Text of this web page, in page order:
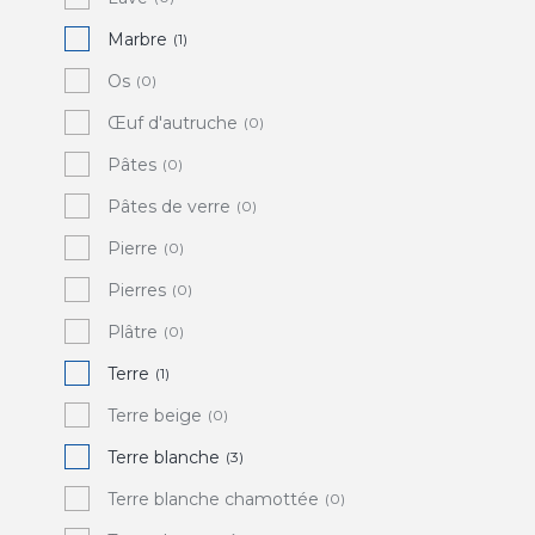
Marbre (1)
Os (0)
Œuf d'autruche (0)
Pâtes (0)
Pâtes de verre (0)
Pierre (0)
Pierres (0)
Plâtre (0)
Terre (1)
Terre beige (0)
Terre blanche (3)
Terre blanche chamottée (0)